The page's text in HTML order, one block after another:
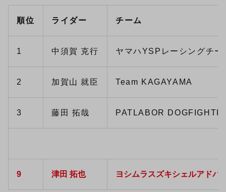
順位 ライダー チーム
1 中須賀 克行 ヤマハYSPレーシングチー
2 加賀山 就臣 Team KAGAYAMA
3 藤田 拓哉 PATLABOR
9 津田 拓也 ヨシムラスズキシェルアドバ